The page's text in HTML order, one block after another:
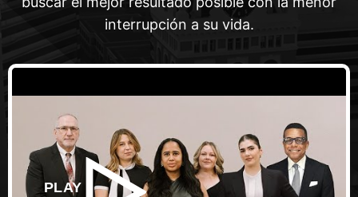
interrupción a su vida.
PLAY